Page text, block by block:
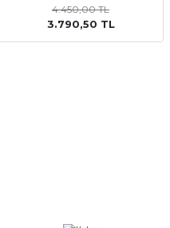
4.450,00 TL
3.790,50 TL